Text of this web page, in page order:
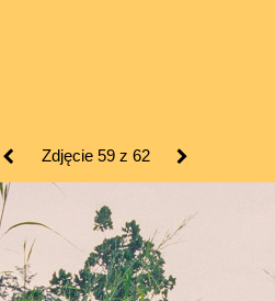
Zdjęcie 59 z 62